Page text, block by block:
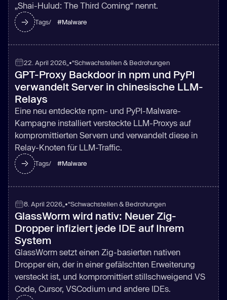
„Shai-Hulud: The Third Coming“ nennt.
Tags/ #Malware
22. April 2026 „•“Schwachstellen & Bedrohungen
GPT-Proxy Backdoor in npm und PyPI
verwandelt Server in chinesische LLM-
Relays
Eine neu entdeckte npm- und PyPI-Malware-
Kampagne installiert versteckte LLM-Proxys auf
kompromittierten Servern und verwandelt diese in
Relay-Knoten für LLM-Traffic.
Tags/ #Malware
8. April 2026„•“Schwachstellen & Bedrohungen
GlassWorm wird nativ: Neuer Zig-
Dropper infiziert jede IDE auf Ihrem
System
GlassWorm setzt einen Zig-basierten nativen
Dropper ein, der in einer gefälschten Erweiterung
versteckt ist, und kompromittiert stillschweigend VS
Code, Cursor, VSCodium und andere IDEs.